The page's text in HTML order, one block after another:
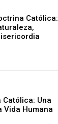
Católica:
Católica: Una
Vida Humana